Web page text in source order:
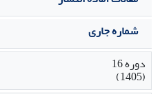
شماره جاری
دوره 16
(1405)